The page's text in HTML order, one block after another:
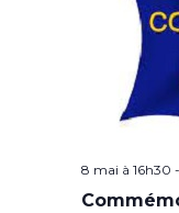
8 mai à 16h30 -